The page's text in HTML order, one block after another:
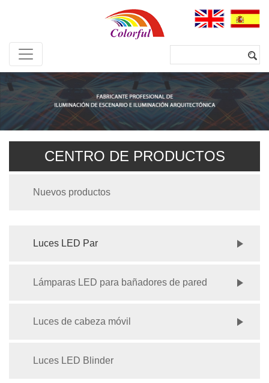
CENTRO DE PRODUCTOS
Nuevos productos
Luces LED Par
Lámparas LED para bañadores de pared
Luces de cabeza móvil
Luces LED Blinder